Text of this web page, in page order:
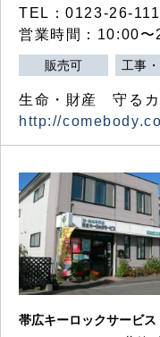
TEL：0123-26-
営業時間：10:00〜
販売可 工事
生命・財産 守る
http://
帯広キーロックサービス